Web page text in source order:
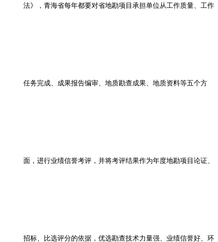
法》，青海省每年都要对省地勘项目承担单位从工作质量、工作
任务完成、成果报告编审、地质勘查成果、地质资料等五个方
面，进行业绩信誉考评，并将考评结果作为年度地勘项目论证、
招标、比选评分的依据，优选勘查技术力量强、业绩信誉好、环